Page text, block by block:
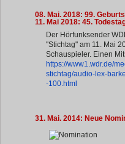
08. Mai. 2018: 99.
11. Mai 2018: 45.
Der Hörfunksender
"Stichtag" am 11. Mai
Schauspieler. Einen
https://www1.wdr.de/
stichtag/audio-lex-
-100.html
31. Mai. 2014: Neue